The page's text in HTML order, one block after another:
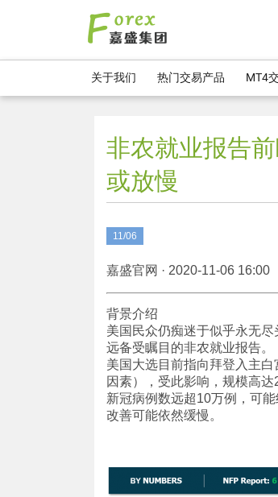
关于我们 热门交易产品 MT4
非农就业报告
或放慢
11/06
嘉盛官网 · 2020-11-06 16:00
背景介绍
美国民众仍痴迷于似乎永无
远备受瞩目的非农就业报告。
美国大选目前指向拜登入主
因素），受此影响，规模高
新冠病例数远超10万例，可
改善可能依然缓慢。